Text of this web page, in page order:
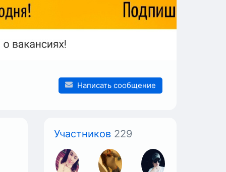
Написать сообщение
Участников 229